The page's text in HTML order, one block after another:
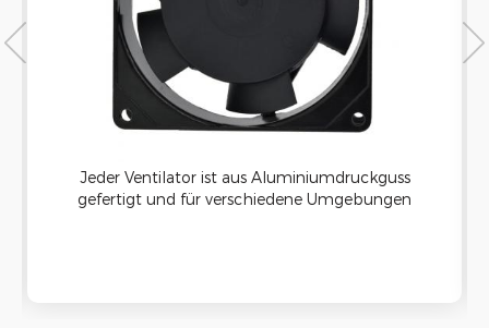
Jeder Ventilator ist aus Aluminiumdruckguss
gefertigt und für verschiedene Umgebungen